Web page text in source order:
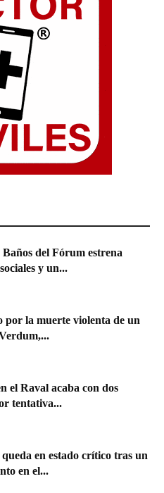
del Fórum estrena
y un...
por la muerte violenta de un
el Raval acaba con dos
tentativa...
en estado crítico tras un
en el...